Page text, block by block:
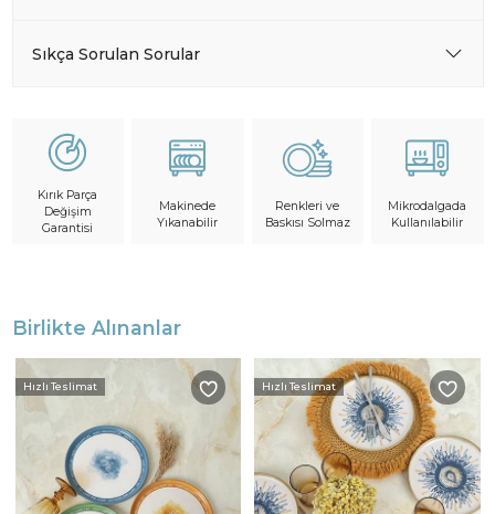
Sıkça Sorulan Sorular
Kırık Parça
Değişim
Garantisi
Makinede
Yıkanabilir
Renkleri ve
Baskısı Solmaz
Mikrodalgada
Kullanılabilir
Birlikte Alınanlar
Hızlı Teslimat Hızlı Teslimat